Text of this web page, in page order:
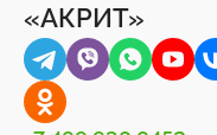
«АКРИТ»